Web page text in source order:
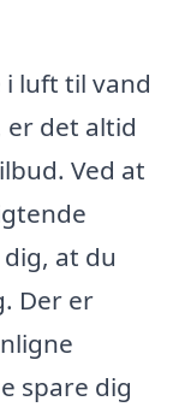
luft til vand
det altid
Ved at
at du
Der er
spare dig